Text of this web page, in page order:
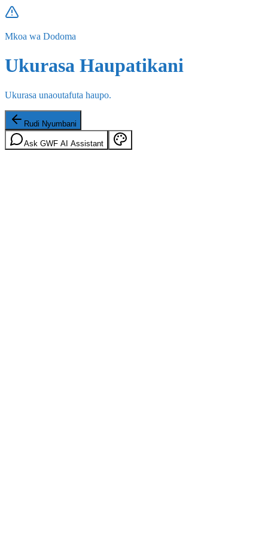
Mkoa wa Dodoma
Ukurasa Haupatikani
Ukurasa unaoutafuta haupo.
Rudi Nyumbani
Ask GWF AI Assistant